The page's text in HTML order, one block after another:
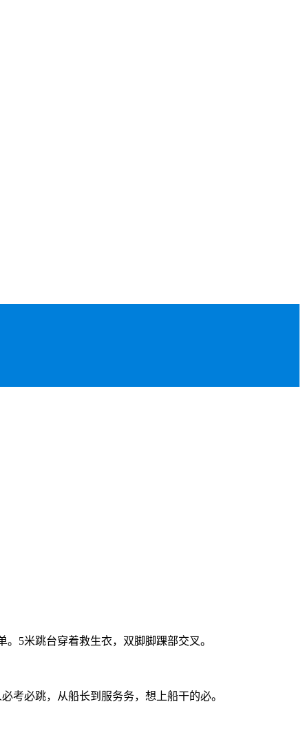
5米跳台穿着救生衣，双脚脚踝部交叉。
考必跳，从船长到服务务，想上船干的必。